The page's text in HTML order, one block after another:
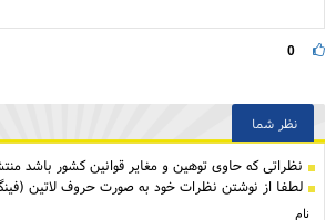
0
نظر شما
نظراتی كه حاوی توهین و مغایر قوانین کشور باشد
لطفا از نوشتن نظرات خود به صورت حروف لاتین
نام